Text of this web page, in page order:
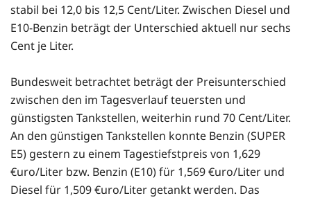
stabil bei 12,0 bis 12,5 Cent/Liter. Zwischen Diesel und
E10-Benzin beträgt der Unterschied aktuell nur sechs
Cent je Liter.
Bundesweit betrachtet beträgt der Preisunterschied
zwischen den im Tagesverlauf teuersten und
günstigsten Tankstellen, weiterhin rund 70 Cent/Liter.
An den günstigen Tankstellen konnte Benzin (SUPER
E5) gestern zu einem Tagestiefstpreis von 1,629
€uro/Liter bzw. Benzin (E10) für 1,569 €uro/Liter und
Diesel für 1,509 €uro/Liter getankt werden. Das